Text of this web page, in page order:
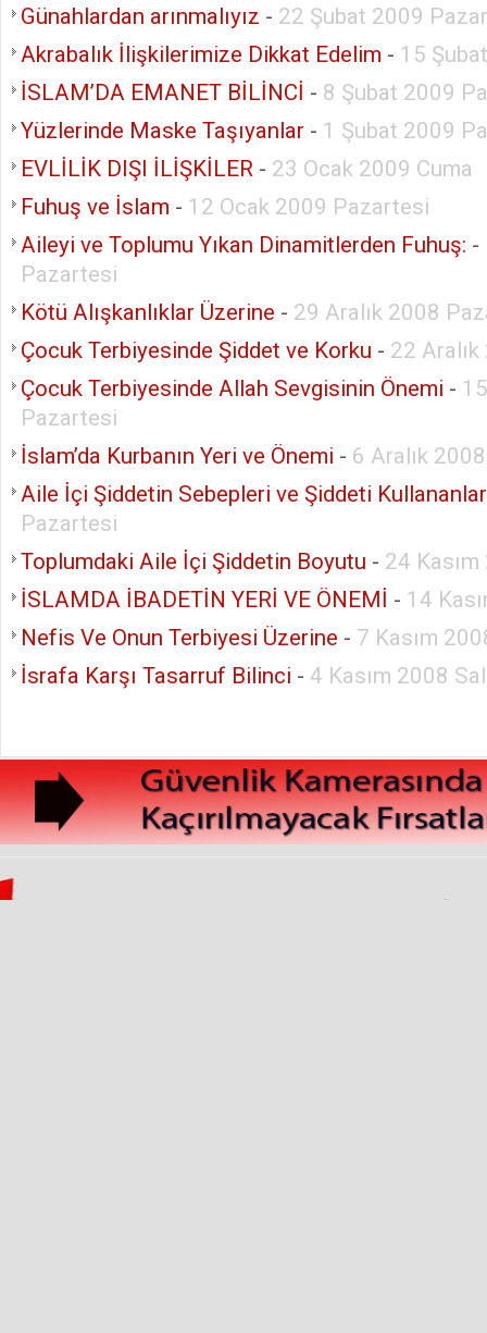
Günahlardan arınmalıyız - 22 Şubat 2009 Pazar
Akrabalık İlişkilerimize Dikkat Edelim - 15
İSLAM’DA EMANET BİLİNCİ - 8 Şubat 2009
Yüzlerinde Maske Taşıyanlar - 1 Şubat 2009
EVLİLİK DIŞI İLİŞKİLER - 23 Ocak 2009 Cuma
Fuhuş ve İslam - 12 Ocak 2009 Pazartesi
Aileyi ve Toplumu Yıkan Dinamitlerden Fuhuş: -
Pazartesi
Kötü Alışkanlıklar Üzerine - 29 Aralık 2008
Çocuk Terbiyesinde Şiddet ve Korku - 22
Çocuk Terbiyesinde Allah Sevgisinin Önemi -
Pazartesi
İslam’da Kurbanın Yeri ve Önemi - 6 Aralık
Aile İçi Şiddetin Sebepleri ve Şiddeti
Pazartesi
Toplumdaki Aile İçi Şiddetin Boyutu - 24
İSLAMDA İBADETİN YERİ VE ÖNEMİ - 14
Nefis Ve Onun Terbiyesi Üzerine - 7 Kasım
İsrafa Karşı Tasarruf Bilinci - 4 Kasım 2008